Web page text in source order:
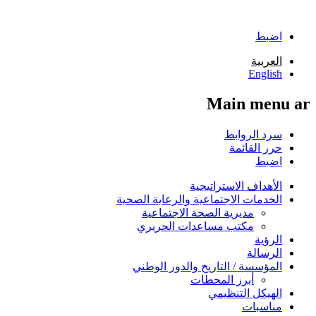
اضبط
العربية
English
Main menu ar
سرد الروابط
حرر القائمة
اضبط
الأهداف الاستراتيجية
الخدمات الاجتماعية والرعاية الصحية
مديرية الصحة الاجتماعية
مكتب مساعدات الحريري
الرؤية
الرسالة
المؤسسة / التاريخ والدور الوطني
أبرز المحطات
الهيكل التنظيمي
مناسبات